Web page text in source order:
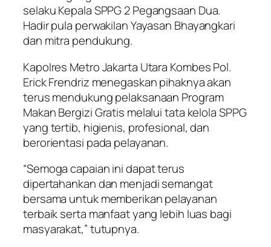
selaku Kepala SPPG 2 Pegangsaan Dua.
Hadir pula perwakilan Yayasan Bhayangkari
dan mitra pendukung.
Kapolres Metro Jakarta Utara Kombes Pol.
Erick Frendriz menegaskan pihaknya akan
terus mendukung pelaksanaan Program
Makan Bergizi Gratis melalui tata kelola SPPG
yang tertib, higienis, profesional, dan
berorientasi pada pelayanan.
“Semoga capaian ini dapat terus
dipertahankan dan menjadi semangat
bersama untuk memberikan pelayanan
terbaik serta manfaat yang lebih luas bagi
masyarakat,” tutupnya.